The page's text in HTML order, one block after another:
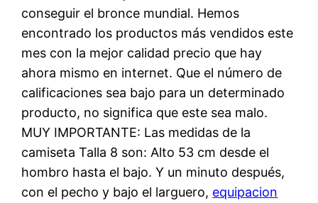
conseguir el bronce mundial. Hemos
encontrado los productos más vendidos este
mes con la mejor calidad precio que hay
ahora mismo en internet. Que el número de
calificaciones sea bajo para un determinado
producto, no significa que este sea malo.
MUY IMPORTANTE: Las medidas de la
camiseta Talla 8 son: Alto 53 cm desde el
hombro hasta el bajo. Y un minuto después,
con el pecho y bajo el larguero, equipacion